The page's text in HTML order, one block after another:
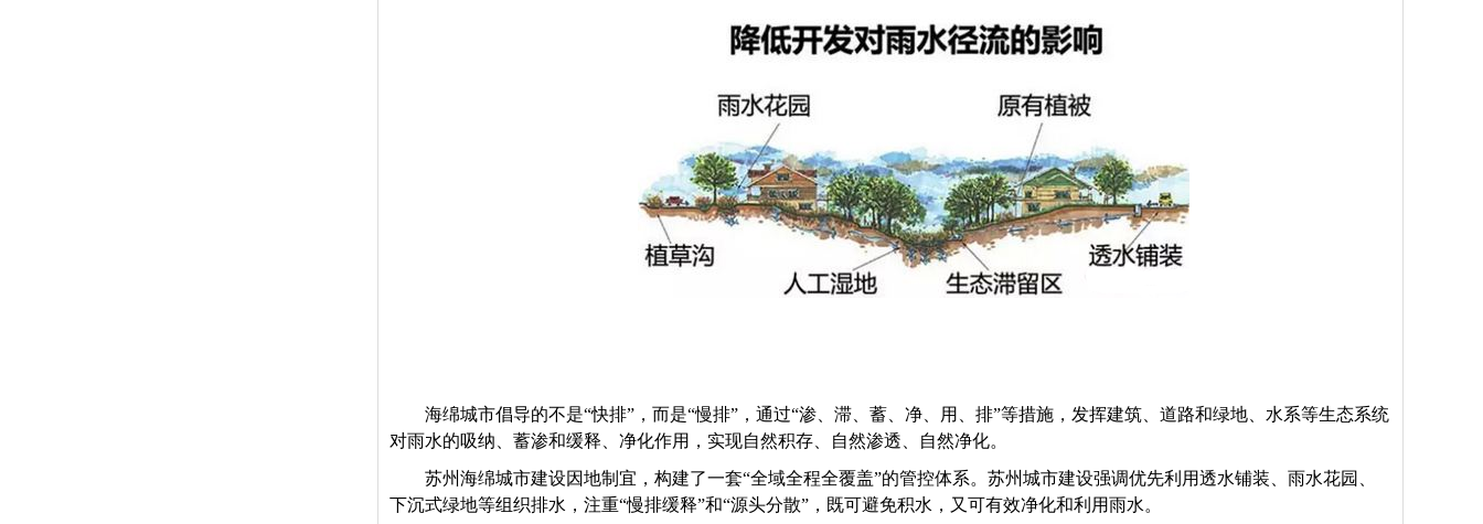
海绵城市倡导的不是“快排”，而是“慢排”，通过“渗、滞、蓄、净、用、排”等措施，发挥建筑、道路和绿地、水系等生态系统
对雨水的吸纳、蓄渗和缓释、净化作用，实现自然积存、自然渗透、自然净化。
苏州海绵城市建设因地制宜，构建了一套“全域全程全覆盖”的管控体系。苏州城市建设强调优先利用透水铺装、雨水花园、
下沉式绿地等组织排水，注重“慢排缓释”和“源头分散”，既可避免积水，又可有效净化和利用雨水。